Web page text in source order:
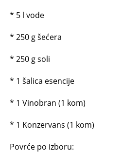
* 5 l vode
* 250 g šećera
* 250 g soli
* 1 šalica esencije
* 1 Vinobran (1 kom)
* 1 Konzervans (1 kom)
Povrće po izboru: